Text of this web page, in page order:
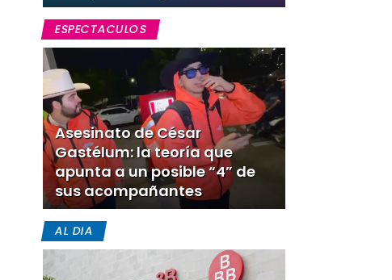
ESPECTACULOS
Asesinato de César
Gastélum: la teoría que
apunta a un posible “4” de
sus acompañantes
AL DIA